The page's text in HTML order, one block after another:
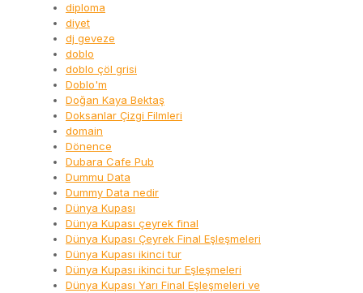
diploma
diyet
dj geveze
doblo
doblo çöl grisi
Doblo'm
Doğan Kaya Bektaş
Doksanlar Çizgi Filmleri
domain
Dönence
Dubara Cafe Pub
Dummu Data
Dummy Data nedir
Dünya Kupası
Dünya Kupası çeyrek final
Dünya Kupası Çeyrek Final Eşleşmeleri
Dünya Kupası ikinci tur
Dünya Kupası ikinci tur Eşleşmeleri
Dünya Kupası Yarı Final Eşleşmeleri ve